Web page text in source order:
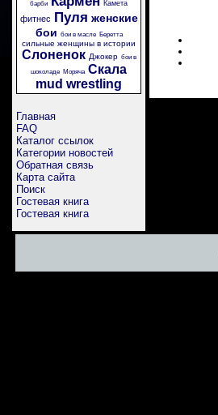
барби Камета
фитнес Пуля женские
бои бои в масле Беретта
сильные женщины в истории
Слоненок Джокер бои в
шоколаде Моряча Скала
mud wrestling
Главная
FAQ
Каталог ссылок
Категории новостей
Обратная связь
Карта сайта
Поиск
Гостевая книга
Гостевая книга